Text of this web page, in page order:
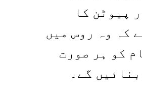
پیوٹن کا
کہ وہ روس میں
کو ہر صورت
گے۔